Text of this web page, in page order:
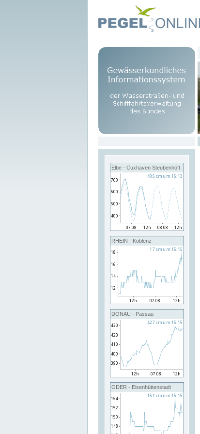
Elbe - Cuxhaven Steubenhöft
RHEIN - Koblenz
DONAU - Passau
ODER - Eisenhüttenstadt